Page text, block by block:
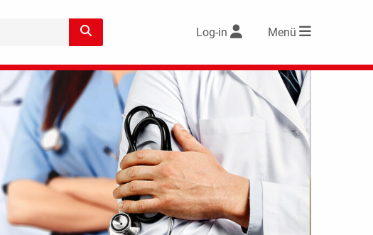
Log-in Menü